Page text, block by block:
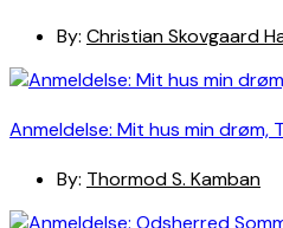
By: Christian Skovgaard
Anmeldelse: Mit hus min drøm,
By: Thormod S. Kamban